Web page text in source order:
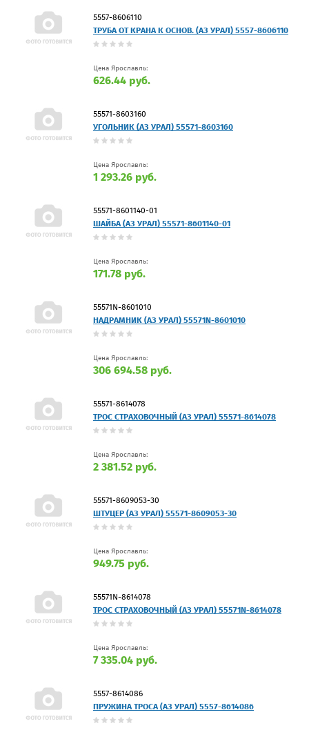
5557-8606110
ТРУБА ОТ КРАНА К ОСНОВ. (АЗ УРАЛ) 5557-8606110
Цена Ярославль:
626.44 руб.
55571-8603160
УГОЛЬНИК (АЗ УРАЛ) 55571-8603160
Цена Ярославль:
1 293.26 руб.
55571-8601140-01
ШАЙБА (АЗ УРАЛ) 55571-8601140-01
Цена Ярославль:
171.78 руб.
55571N-8601010
НАДРАМНИК (АЗ УРАЛ) 55571N-8601010
Цена Ярославль:
306 694.58 руб.
55571-8614078
ТРОС СТРАХОВОЧНЫЙ (АЗ УРАЛ) 55571-8614078
Цена Ярославль:
2 381.52 руб.
55571-8609053-30
ШТУЦЕР (АЗ УРАЛ) 55571-8609053-30
Цена Ярославль:
949.75 руб.
55571N-8614078
ТРОС СТРАХОВОЧНЫЙ (АЗ УРАЛ) 55571N-8614078
Цена Ярославль:
7 335.04 руб.
5557-8614086
ПРУЖИНА ТРОСА (АЗ УРАЛ) 5557-8614086